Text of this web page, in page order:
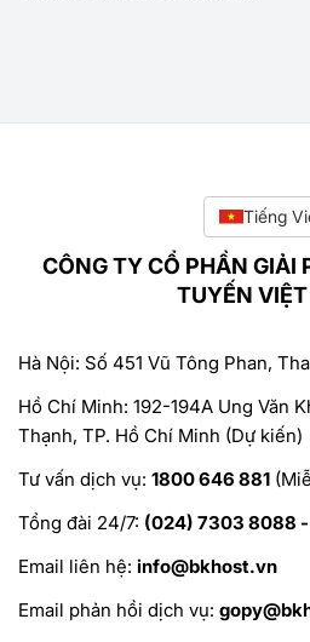
Tiếng
CÔNG TY CỔ PHẦN GIẢI
TUYẾN
Hà Nội: Số 451 Vũ Tông Phan,
Hồ Chí Minh: 192-194A Ung Văn
Thạnh, TP. Hồ Chí Minh (Dự kiến)
Tư vấn dịch vụ: 1800 646 881
Tổng đài 24/7: (024) 7303 8088
Email liên hệ: info@bkhost.vn
Email phản hồi dịch vụ: